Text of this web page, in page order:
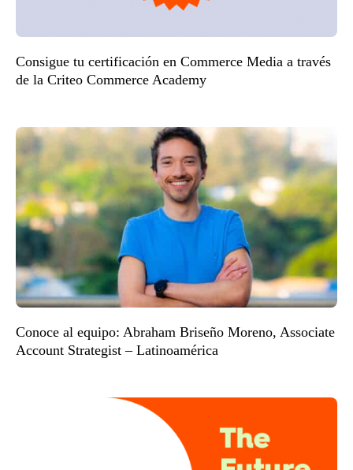
Consigue tu certificación en Commerce Media a través
de la Criteo Commerce Academy
Conoce al equipo: Abraham Briseño Moreno, Associate
Account Strategist – Latinoamérica